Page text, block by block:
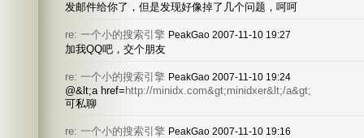
发邮件给你了，但是发现好像掉了几个问题，呵呵
re: 一个小的搜索引擎 PeakGao 2007-11-10 19:27
加我QQ吧，交个朋友
re: 一个小的搜索引擎 PeakGao 2007-11-10 19:24
@&lt;a href= http://minidx.com&gt;minidxer&lt;/a&gt;
可私聊
re: 一个小的搜索引擎 PeakGao 2007-11-10 19:16